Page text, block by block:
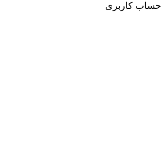
حساب کاربری